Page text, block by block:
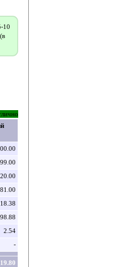
10
2.54
-